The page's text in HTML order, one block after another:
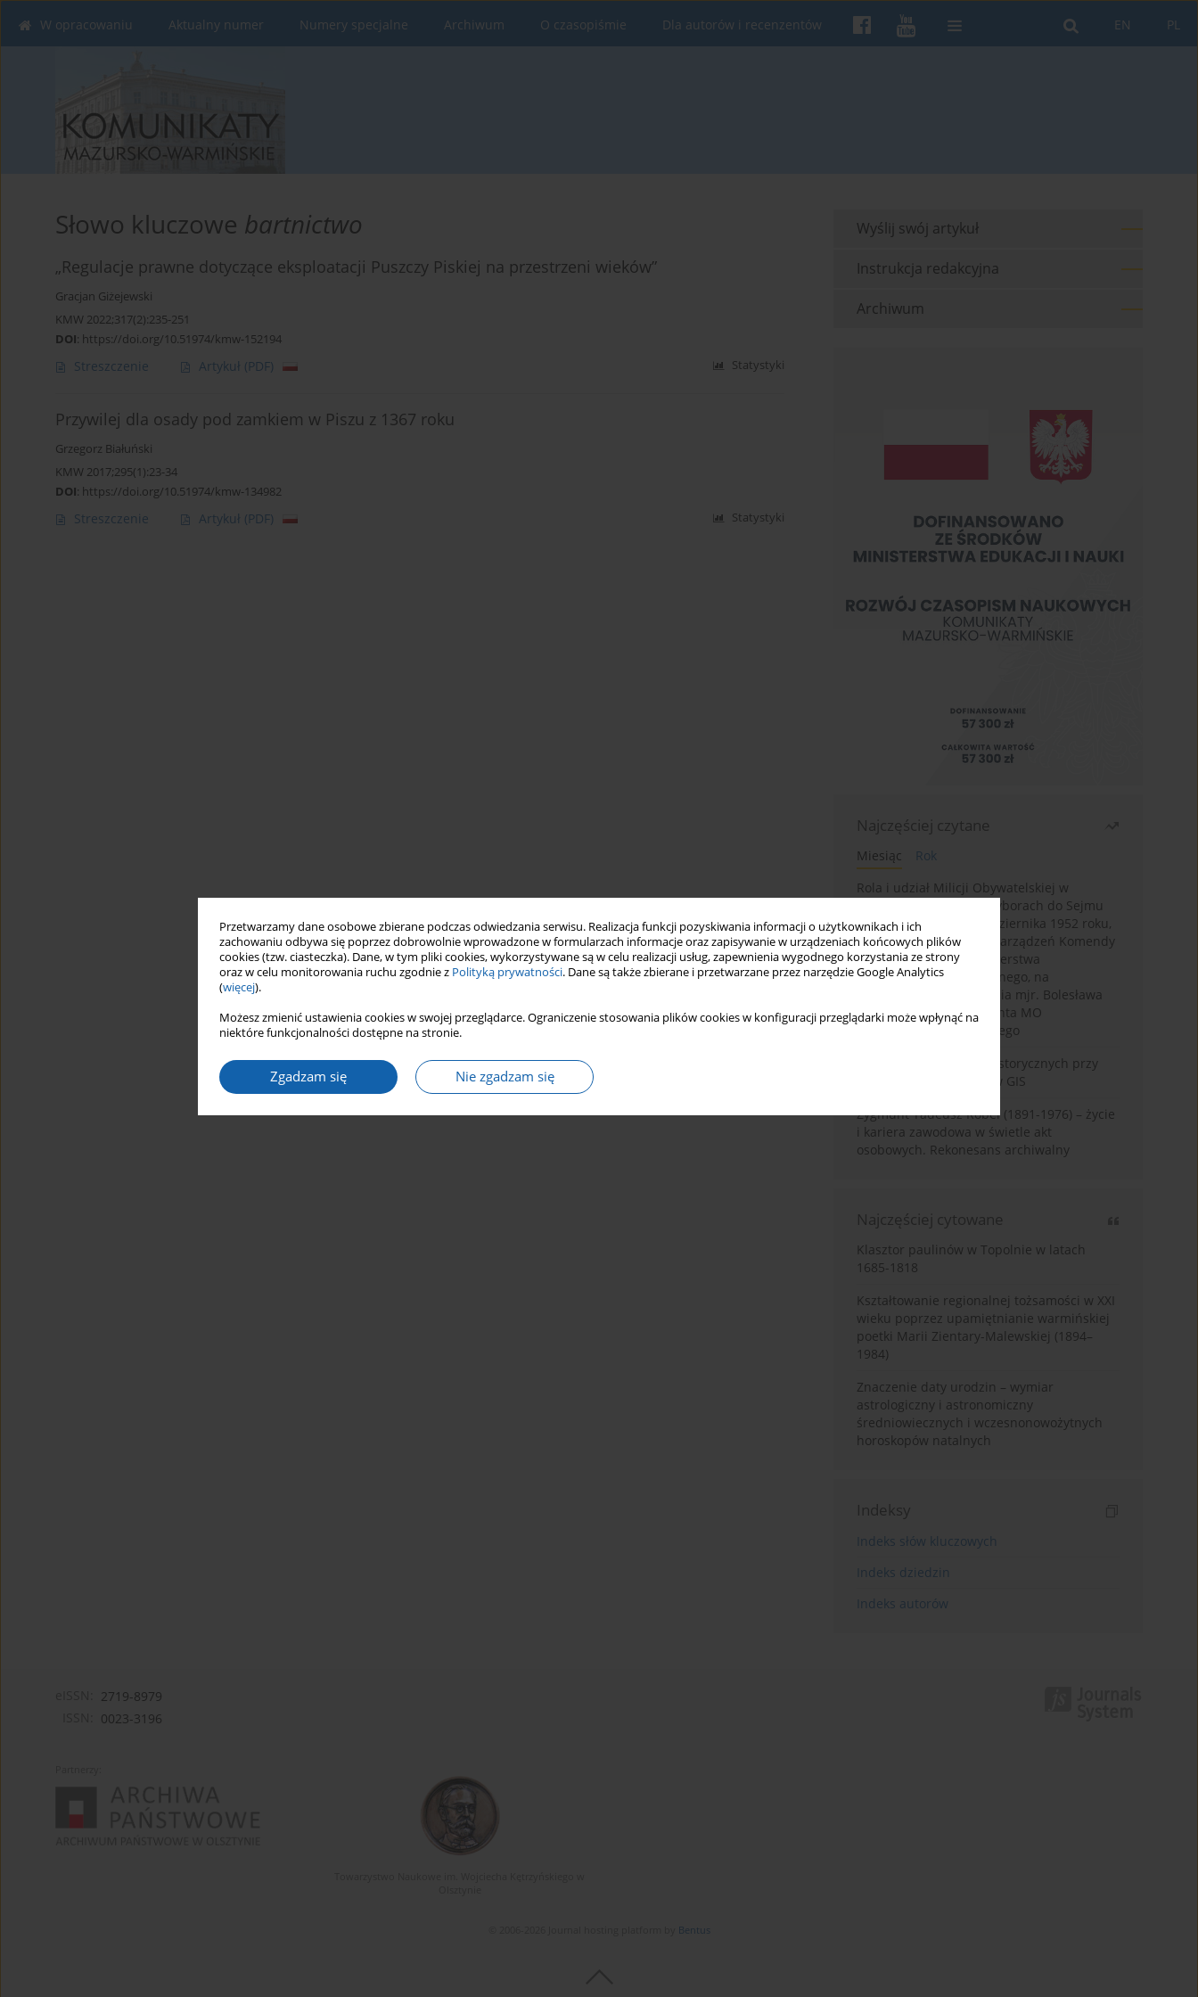
Przetwarzamy dane osobowe zbierane podczas odwiedzania serwisu. Realizacja funkcji pozyskiwania informacji o użytkownikach i ich
zachowaniu odbywa się poprzez dobrowolnie wprowadzone w formularzach informacje oraz zapisywanie w urządzeniach końcowych plików
cookies (tzw. ciasteczka). Dane, w tym pliki cookies, wykorzystywane są w celu realizacji usług, zapewnienia wygodnego korzystania ze strony
oraz w celu monitorowania ruchu zgodnie z Polityką prywatności. Dane są także zbierane i przetwarzane przez narzędzie Google Analytics
(więcej).
Możesz zmienić ustawienia cookies w swojej przeglądarce. Ograniczenie stosowania plików cookies w konfiguracji przeglądarki może wpłynąć na
niektóre funkcjonalności dostępne na stronie.
Zgadzam się Nie zgadzam się
PL
EN
W opracowaniu Aktualny numer Numery specjalne Archiwum O czasopiśmie Dla autorów i recenzentów
Słowo kluczowe bartnictwo
„Regulacje prawne dotyczące eksploatacji Puszczy Piskiej na przestrzeni wieków”
Gracjan Giżejewski
KMW 2022;317(2):235-251
DOI: https://doi.org/10.51974/kmw-152194
Streszczenie Artykuł (PDF) Statystyki
Przywilej dla osady pod zamkiem w Piszu z 1367 roku
Grzegorz Białuński
KMW 2017;295(1):23-34
DOI: https://doi.org/10.51974/kmw-134982
Streszczenie Artykuł (PDF) Statystyki
Wyślij swój artykuł
Instrukcja redakcyjna
Archiwum
Najczęściej czytane
Miesiąc
Rok
Rola i udział Milicji Obywatelskiej w
kampanii wyborczej i wyborach do Sejmu
PRL I kadencji z 26 października 1952 roku,
w świetle wytycznych i zarządzeń Komendy
Głównej MO oraz Ministerstwa
Bezpieczeństwa Publicznego, na
przykładzie sprawozdania mjr. Bolesława
Wyszyńskiego komendanta MO
województwa olsztyńskiego
Granica w badaniach historycznych przy
wykorzystaniu serwerów GIS
Zygmunt Tadeusz Robel (1891-1976) – życie
i kariera zawodowa w świetle akt
osobowych. Rekonesans archiwalny
Najczęściej cytowane
Klasztor paulinów w Topolnie w latach
1685-1818
Kształtowanie regionalnej tożsamości w XXI
wieku poprzez upamiętnianie warmińskiej
poetki Marii Zientary-Malewskiej (1894–
1984)
Znaczenie daty urodzin – wymiar
astrologiczny i astronomiczny
średniowiecznych i wczesnonowożytnych
horoskopów natalnych
Indeksy
Indeks słów kluczowych
Indeks dziedzin
Indeks autorów
2719-8979
0023-3196
Bentus